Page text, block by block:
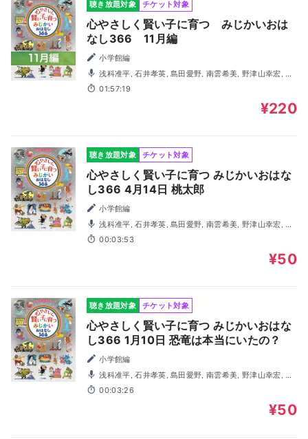
聴き放題対象 チケット対象
心やさしく賢い子に育つ みじかいおは
なし366 11月編
小学館編
浅科准平, 石井孝英, 島田愛野, 南雲希美, 野津山幸宏, 八
木田幸恵, 山谷祥生, 神森徹也（歌・演奏）
01:57:19
¥220
聴き放題対象 チケット対象
心やさしく賢い子に育つ みじかいおはな
し366 4月14日 桃太郎
小学館編
浅科准平, 石井孝英, 島田愛野, 南雲希美, 野津山幸宏, 八
木田幸恵, 山谷祥生, 神森徹也（歌・演奏）
00:03:53
¥50
聴き放題対象 チケット対象
心やさしく賢い子に育つ みじかいおはな
し366 1月10日 恐竜は本当にいたの？
小学館編
浅科准平, 石井孝英, 島田愛野, 南雲希美, 野津山幸宏, 八
木田幸恵, 山谷祥生, 神森徹也（歌・演奏）
00:03:26
¥50